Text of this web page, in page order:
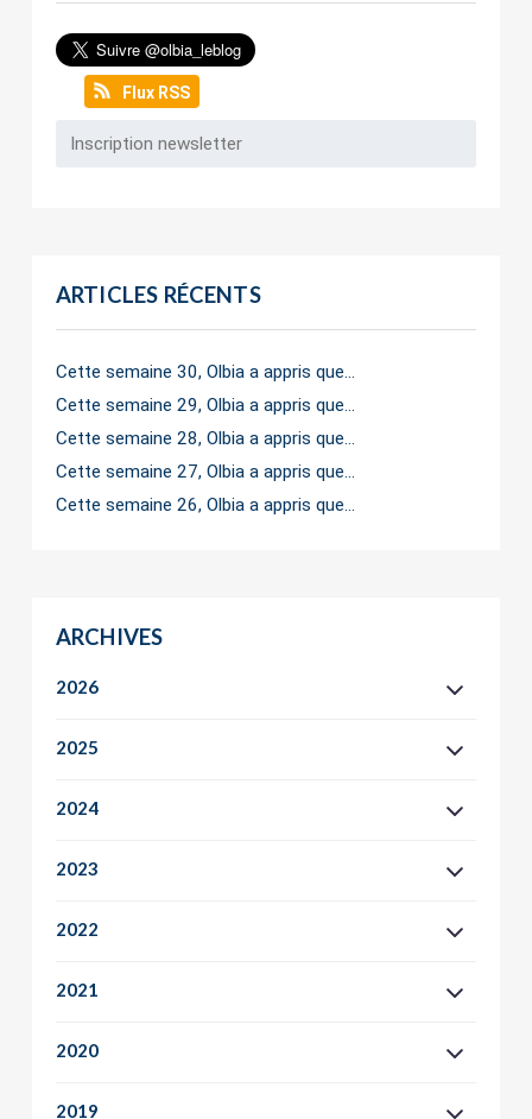
Flux RSS
ARTICLES RÉCENTS
Cette semaine 30, Olbia a appris que…
Cette semaine 29, Olbia a appris que…
Cette semaine 28, Olbia a appris que…
Cette semaine 27, Olbia a appris que…
Cette semaine 26, Olbia a appris que…
ARCHIVES
2026
2025
2024
2023
2022
2021
2020
2019